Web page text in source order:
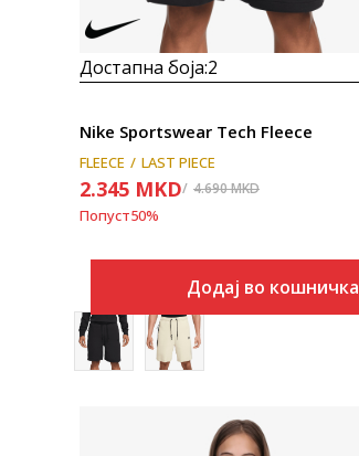
Достапна боја:2
Nike Sportswear Tech Fleece
FLEECE LAST PIECE
2.345 MKD 4.690MKD
Попуст50%
Додај во кошничка